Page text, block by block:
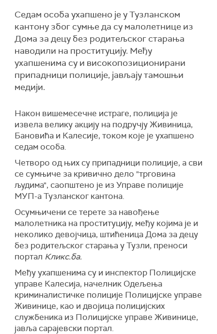
Седам особа ухапшено је у Тузланском
кантону због сумње да су малолетнице из
Дома за децу без родитељског старања
наводили на проституцију. Међу
ухапшенима су и високопозиционирани
припадници полиције, јављају тамошњи
медији.
Након вишемесечне истраге, полиција је
извела велику акцију на подручју Живиница,
Бановића и Калесије, током које је ухапшено
седам особа.
Четворо од њих су припадници полиције, а сви
се сумњиче за кривично дело "трговина
људима", саопштено је из Управе полиције
МУП-а Тузланског кантона.
Осумњичени се терете за навођење
малолетника на проституцију, међу којима је и
неколико девојчица, штићеница Дома за децу
без родитељског старања у Тузли, преноси
портал Кликс.ба.
Међу ухапшенима су и инспектор Полицијске
управе Калесија, начелник Одељења
криминалистичке полиције Полицијске управе
Живинице, као и двојица полицијских
службеника из Полицијске управе Живинице,
јавља сарајевски портал.